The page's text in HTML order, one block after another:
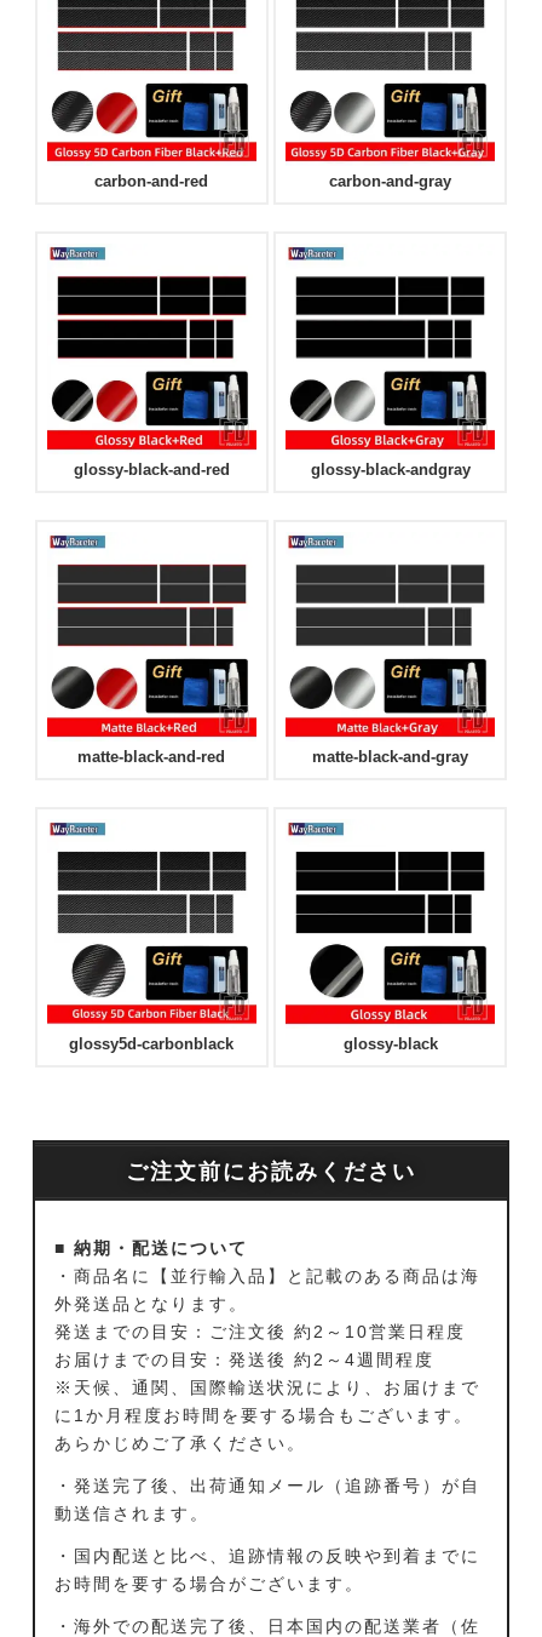
carbon-and-red carbon-and-gray
glossy-black-and-red glossy-black-andgray
matte-black-and-red matte-black-and-gray
glossy5d-carbonblack glossy-black
ご注文前にお読みください
■ 納期・配送について
・商品名に【並行輸入品】と記載のある商品は海
外発送品となります。
発送までの目安：ご注文後 約2～10営業日程度
お届けまでの目安：発送後 約2～4週間程度
※天候、通関、国際輸送状況により、お届けまで
に1か月程度お時間を要する場合もございます。
あらかじめご了承ください。
・発送完了後、出荷通知メール（追跡番号）が自
動送信されます。
・国内配送と比べ、追跡情報の反映や到着までに
お時間を要する場合がございます。
・海外での配送完了後、日本国内の配送業者（佐